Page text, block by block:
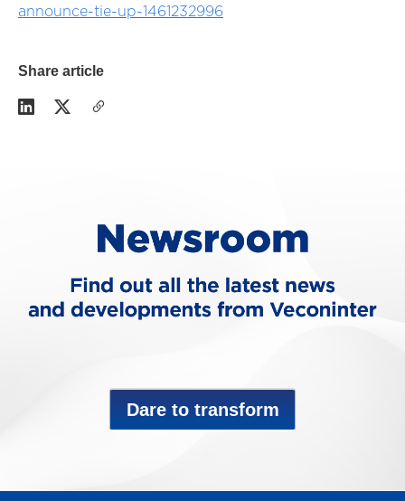
announce-tie-up-1461232996
Share article
Dare to transform